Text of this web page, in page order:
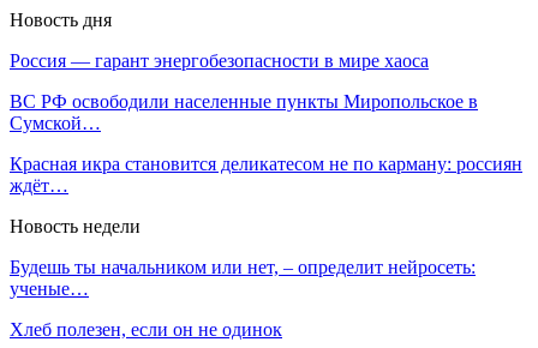
Новость дня
Россия — гарант энергобезопасности в мире хаоса
ВС РФ освободили населенные пункты Миропольское в
Сумской…
Красная икра становится деликатесом не по карману: россиян
ждёт…
Новость недели
Будешь ты начальником или нет, – определит нейросеть:
ученые…
Хлеб полезен, если он не одинок